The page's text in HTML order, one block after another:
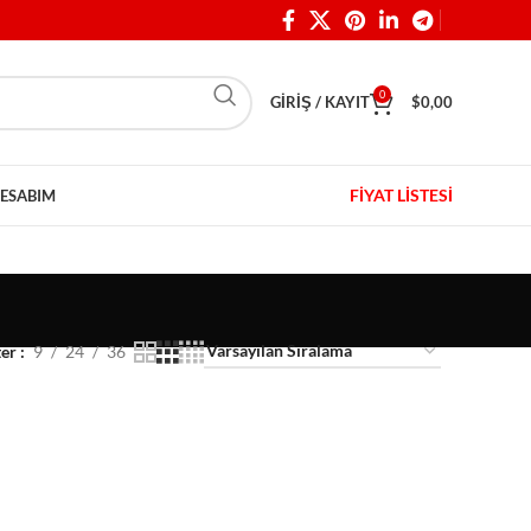
GIRIŞ / KAYIT 0 $0,00
FİYAT LİSTESİ
9 24 36